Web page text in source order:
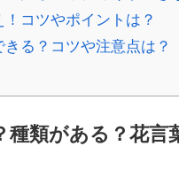
コツやポイントは？
る？コツや注意点は？
種類がある？花言